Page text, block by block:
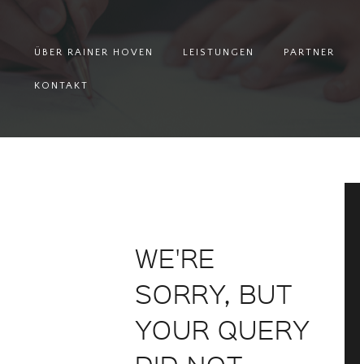
ÜBER RAINER HOVEN LEISTUNGEN PARTNER
KONTAKT
WE'RE
SORRY, BUT
YOUR QUERY